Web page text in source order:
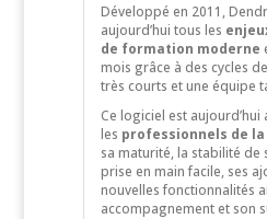
Développé en 2011,
aujourd’hui tous les
de formation moderne
mois grâce à des cycles
très courts et une équipe
Ce logiciel est
les professionnels de
sa maturité, la stabilité de
prise en main facile, ses
nouvelles fonctionnalités
accompagnement et son